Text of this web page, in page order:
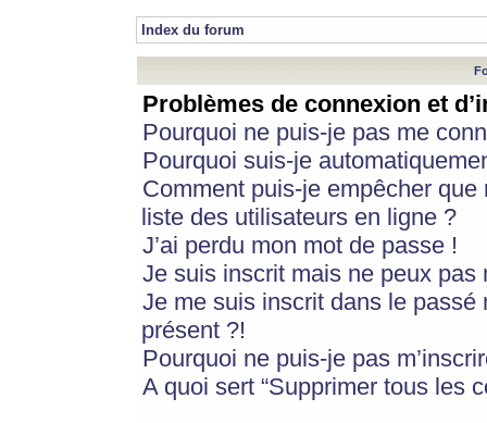
Index du forum
Problèmes de connexion et
Pourquoi ne puis-je pas me
Pourquoi suis-je
Comment puis-je empêcher
liste des utilisateurs en ligne ?
J’ai perdu mon mot de passe !
Je suis inscrit mais ne peux pas
Je me suis inscrit dans le
présent ?!
Pourquoi ne puis-je pas
A quoi sert “Supprimer tous les